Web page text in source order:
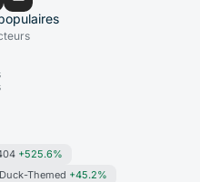
+525.6%
Duck-Themed +45.2%